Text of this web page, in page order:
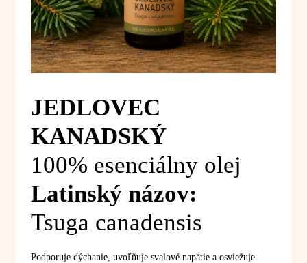
JEDLOVEC
KANADSKÝ
100% esenciálny olej
Latinský názov:
Tsuga canadensis
Podporuje dýchanie, uvoľňuje svalové napätie a osviežuje